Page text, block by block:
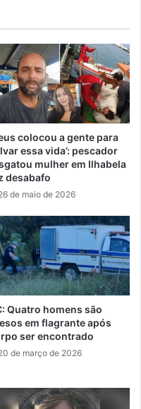
colocou a gente para
essa vida’: pescador
mulher em Ilhabela
desabafo
de maio de 2026
Quatro homens são
em flagrante após
ser encontrado
de março de 2026